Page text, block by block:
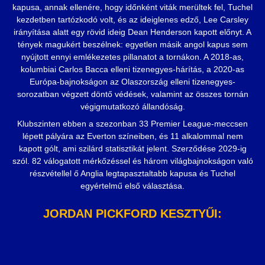
kapusa, annak ellenére, hogy időnként viták merültek fel, Tuchel
kezdetben tartózkodó volt, és az ideiglenes edző, Lee Carsley
irányítása alatt egy rövid ideig Dean Henderson kapott előnyt. A
tények magukért beszélnek: egyetlen másik angol kapus sem
nyújtott ennyi emlékezetes pillanatot a tornákon. A 2018-as,
kolumbiai Carlos Bacca elleni tizenegyes-hárítás, a 2020-as
Európa-bajnokságon az Olaszország elleni tizenegyes-
sorozatban végzett döntő védések, valamint az összes tornán
végigmutatkozó állandóság.
Klubszinten ebben a szezonban 33 Premier League-meccsen
lépett pályára az Everton színeiben, és 11 alkalommal nem
kapott gólt, ami szilárd statisztikát jelent. Szerződése 2029-ig
szól. 82 válogatott mérkőzéssel és három világbajnokságon való
részvétellel ő Anglia legtapasztaltabb kapusa és Tuchel
egyértelmű első választása.
JORDAN PICKFORD KESZTYŰI: